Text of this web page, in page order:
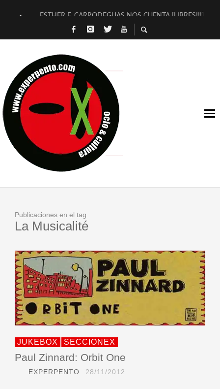
ESTHER F. CARRODEGUAS NOS CUENTA [LIBRES!!!]
[TERRA DE GUAPES] DE SANDRA MONFORT
TIMBRE 4, LA ESCUELA DEL DIRECTOR TEATRAL CLAUDIO
30 AÑOS (NO ES NADA) DE LA KATARSIS DEL TOMATAZO
MILITARES JUDÍAS EN #EXVITA
D’BALDOMEROS REINVENTAN [BITÁCORA 3.0] EN EXVITA
MARSHALL FLASH PRESENTA EN EXVITA [RELATIVA
JOFRE BARDAGÍ EN EXVITA INTERPRETANDO A SERRAT
Publicaciones en el tag
La Musicalité
JUKEBOX SECCIONEX
Paul Zinnard: Orbit One
EXPERPENTO 28/11/2012